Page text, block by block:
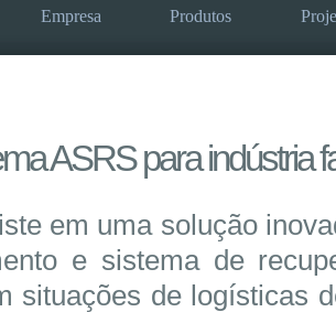
Empresa Produtos
ASRS para indústria
uma solução
e sistema de
situações de logísticas